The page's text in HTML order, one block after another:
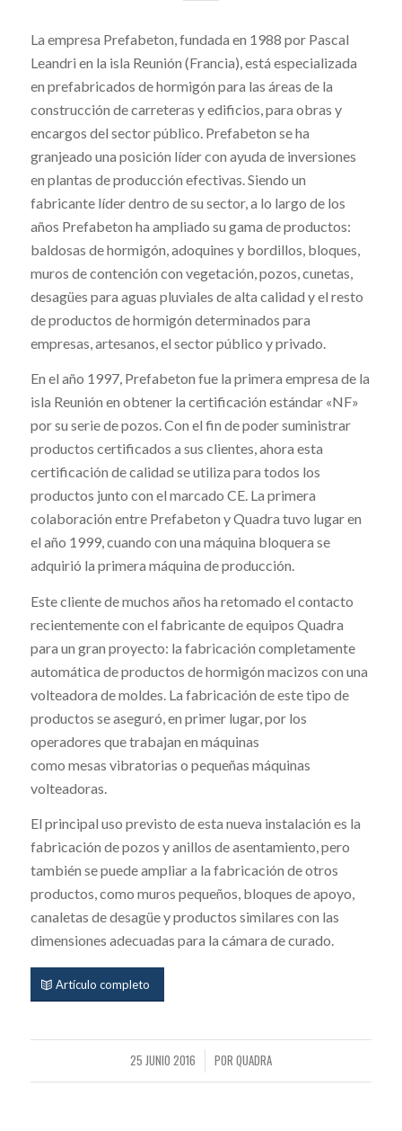
La empresa Prefabeton, fundada en 1988 por Pascal
Leandri en la isla Reunión (Francia), está especializada
en prefabricados de hormigón para las áreas de la
construcción de carreteras y edificios, para obras y
encargos del sector público. Prefabeton se ha
granjeado una posición líder con ayuda de inversiones
en plantas de producción efectivas. Siendo un
fabricante líder dentro de su sector, a lo largo de los
años Prefabeton ha ampliado su gama de productos:
baldosas de hormigón, adoquines y bordillos, bloques,
muros de contención con vegetación, pozos, cunetas,
desagües para aguas pluviales de alta calidad y el resto
de productos de hormigón determinados para
empresas, artesanos, el sector público y privado.
En el año 1997, Prefabeton fue la primera empresa de la
isla Reunión en obtener la certificación estándar «NF»
por su serie de pozos. Con el fin de poder suministrar
productos certificados a sus clientes, ahora esta
certificación de calidad se utiliza para todos los
productos junto con el marcado CE. La primera
colaboración entre Prefabeton y Quadra tuvo lugar en
el año 1999, cuando con una máquina bloquera se
adquirió la primera máquina de producción.
Este cliente de muchos años ha retomado el contacto
recientemente con el fabricante de equipos Quadra
para un gran proyecto: la fabricación completamente
automática de productos de hormigón macizos con una
volteadora de moldes. La fabricación de este tipo de
productos se aseguró, en primer lugar, por los
operadores que trabajan en máquinas
como mesas vibratorias o pequeñas máquinas
volteadoras.
El principal uso previsto de esta nueva instalación es la
fabricación de pozos y anillos de asentamiento, pero
también se puede ampliar a la fabricación de otros
productos, como muros pequeños, bloques de apoyo,
canaletas de desagüe y productos similares con las
dimensiones adecuadas para la cámara de curado.
Artículo completo
25 JUNIO 2016
/ POR QUADRA